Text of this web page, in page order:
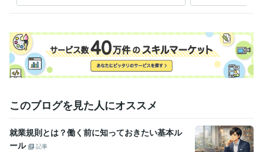
このブログを見た人にオススメ
就業規則とは？働く前に知っておきたい基本ル
ール
記事